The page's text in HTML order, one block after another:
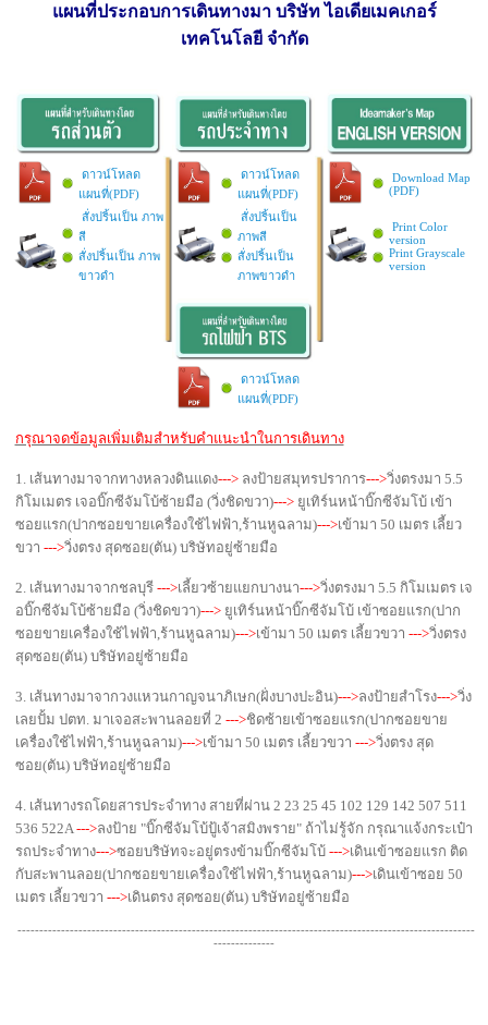
แผนที่ประกอบการเดินทางมา บริษัท ไอเดียเมคเกอร์
เทคโนโลยี จำกัด
ดาวน์โหลด
แผนที่(PDF)
ดาวน์โหลด
แผนที่(PDF)
Download Map
(PDF)
สั่งปริ้นเป็น ภาพ
สี
สั่งปริ้นเป็น ภาพ
ขาวดำ
สั่งปริ้นเป็น
ภาพสี
สั่งปริ้นเป็น
ภาพขาวดำ
Print Color
version
Print Grayscale
version
ดาวน์โหลด
แผนที่(PDF)
กรุณาจดข้อมูลเพิ่มเติมสำหรับคำแนะนำในการเดินทาง
1. เส้นทางมาจากทางหลวงดินแดง---> ลงป้ายสมุทรปราการ--->วิ่งตรงมา 5.5
กิโมเมตร เจอบิ๊กซีจัมโบ้ซ้ายมือ (วิ่งชิดขวา)---> ยูเทิร์นหน้าบิ๊กซีจัมโบ้ เข้า
ซอยแรก(ปากซอยขายเครื่องใช้ไฟฟ้า,ร้านหูฉลาม)--->เข้ามา 50 เมตร เลี้ยว
ขวา --->วิ่งตรง สุดซอย(ตัน) บริษัทอยู่ซ้ายมือ
2. เส้นทางมาจากชลบุรี--->เลี้ยวซ้ายแยกบางนา--->วิ่งตรงมา 5.5 กิโมเมตร เจ
อบิ๊กซีจัมโบ้ซ้ายมือ (วิ่งชิดขวา)---> ยูเทิร์นหน้าบิ๊กซีจัมโบ้ เข้าซอยแรก(ปาก
ซอยขายเครื่องใช้ไฟฟ้า,ร้านหูฉลาม)--->เข้ามา 50 เมตร เลี้ยวขวา --->วิ่งตรง
สุดซอย(ตัน) บริษัทอยู่ซ้ายมือ
3. เส้นทางมาจากวงแหวนกาญจนาภิเษก(ฝั่งบางปะอิน)--->ลงป้ายสำโรง--->วิ่ง
เลยปั้ม ปตท. มาเจอสะพานลอยที่ 2 --->ชิดซ้ายเข้าซอยแรก(ปากซอยขาย
เครื่องใช้ไฟฟ้า,ร้านหูฉลาม)--->เข้ามา 50 เมตร เลี้ยวขวา --->วิ่งตรง สุด
ซอย(ตัน) บริษัทอยู่ซ้ายมือ
4. เส้นทางรถโดยสารประจำทาง สายที่ผ่าน 2 23 25 45 102 129 142 507 511
536 522A --->ลงป้าย "บิ๊กซีจัมโบ้ปู้เจ้าสมิงพราย" ถ้าไม่รู้จัก กรุณาแจ้งกระเป๋า
รถประจำทาง--->ซอยบริษัทจะอยู่ตรงข้ามบิ๊กซีจัมโบ้ --->เดินเข้าซอยแรก ติด
กับสะพานลอย(ปากซอยขายเครื่องใช้ไฟฟ้า,ร้านหูฉลาม)--->เดินเข้าซอย 50
เมตร เลี้ยวขวา --->เดินตรง สุดซอย(ตัน) บริษัทอยู่ซ้ายมือ
---------------------------------------------------------------------------------------------------------
--------------